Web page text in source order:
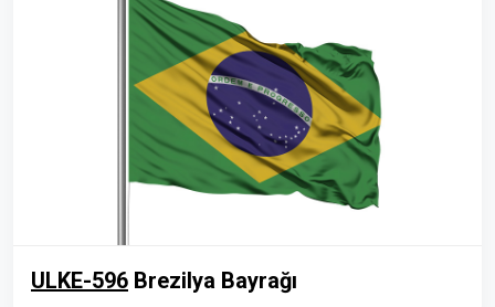
ULKE-596 Brezilya Bayrağı